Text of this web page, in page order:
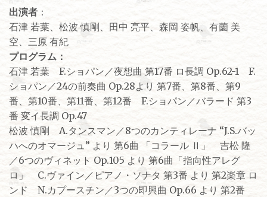
出演者 ：
石津 若葉、松波 慎剛、田中 亮平、森岡 姿帆、有薗 美
空、三原 有紀
プログラム：
石津 若葉 F.ショパン／夜想曲 第17番 ロ長調 Op.62-1 F.
ショパン／24の前奏曲 Op.28より 第7番、第8番、第9
番、第10番、第11番、第12番 F.ショパン／バラード 第3
番 変イ長調 Op.47
松波 慎剛 A.タンスマン／8つのカンティレーナ “J.S.バッ
ハへのオマージュ” より 第6曲 「コラール Ⅱ」 吉松 隆
／6つのヴィネット Op.105 より 第6曲「指向性アレグ
ロ」 C.ヴァイン／ピアノ・ソナタ 第3番 より 第2楽章 ロ
ンド N.カプースチン／3つの即興曲 Op.66 より 第2番